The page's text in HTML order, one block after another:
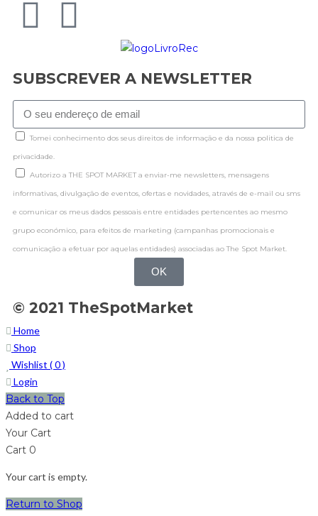
SUBSCREVER A NEWSLETTER
Tomei conhecimento dos seus direitos de informação e da nossa politica de
privacidade.
Autorizo a THE SPOT MARKET a enviar-me newsletters, mensagens
informativas, divulgação de eventos, ofertas e novidades, através de e-mail ou sms
e comunicar os meus dados pessoais entre entidades pertencentes ao mesmo
grupo económico, para efeitos de marketing (campanhas promocionais e
comunicação a efetuar por aquelas entidades) associadas ao The Spot Market.
OK
© 2021 TheSpotMarket
Home
Shop
Wishlist (0)
Login
Back to Top
Added to cart
Your Cart
Cart 0
Your cart is empty.
Return to Shop